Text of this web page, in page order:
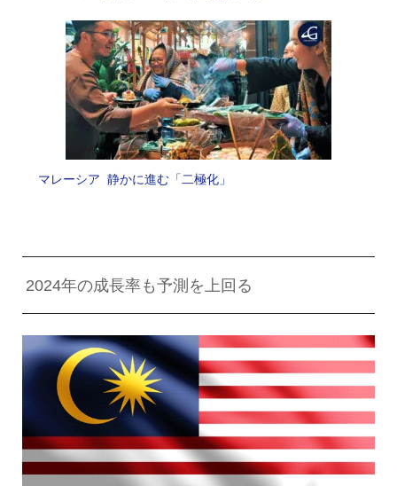
マレーシア 静かに進む「二極化」
2024年の成長率も予測を上回る